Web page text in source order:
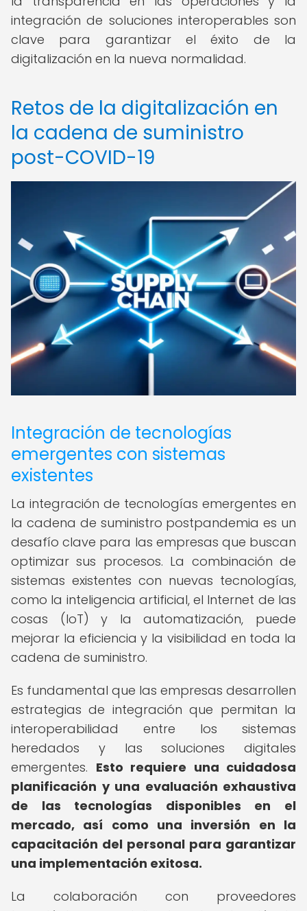
integración de soluciones interoperables son
clave para garantizar el éxito de la
digitalización en la nueva normalidad.
Retos de la digitalización en
la cadena de suministro
post-COVID-19
Integración de tecnologías
emergentes con sistemas
existentes
La integración de tecnologías emergentes en
la cadena de suministro postpandemia es un
desafío clave para las empresas que buscan
optimizar sus procesos. La combinación de
sistemas existentes con nuevas tecnologías,
como la inteligencia artificial, el Internet de las
cosas (IoT) y la automatización, puede
mejorar la eficiencia y la visibilidad en toda la
cadena de suministro.
Es fundamental que las empresas desarrollen
estrategias de integración que permitan la
interoperabilidad entre los sistemas
heredados y las soluciones digitales
emergentes. Esto requiere una cuidadosa
planificación y una evaluación exhaustiva
de las tecnologías disponibles en el
mercado, así como una inversión en la
capacitación del personal para garantizar
una implementación exitosa.
La colaboración con proveedores